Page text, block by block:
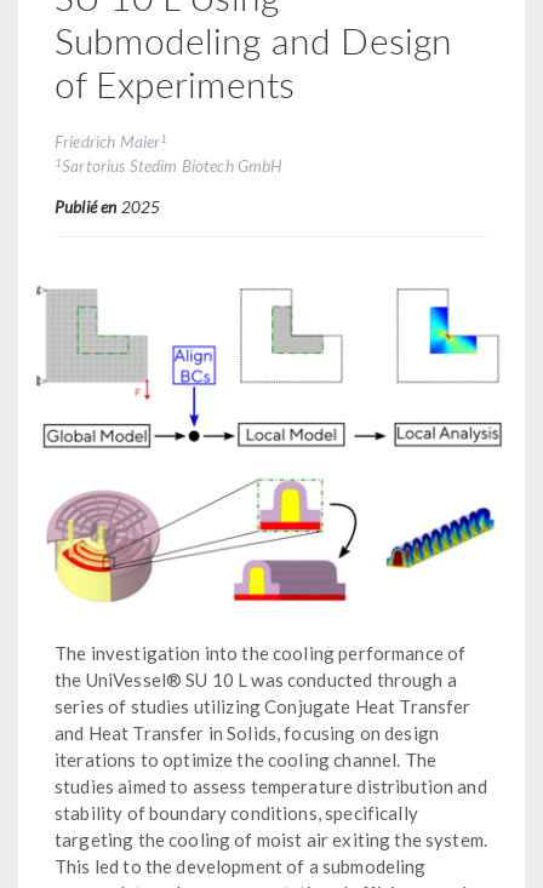
Submodeling and Design
of Experiments
Friedrich Maier1
1Sartorius Stedim Biotech GmbH
Publié en 2025
The investigation into the cooling performance of
the UniVessel® SU 10 L was conducted through a
series of studies utilizing Conjugate Heat Transfer
and Heat Transfer in Solids, focusing on design
iterations to optimize the cooling channel. The
studies aimed to assess temperature distribution and
stability of boundary conditions, specifically
targeting the cooling of moist air exiting the system.
This led to the development of a submodeling